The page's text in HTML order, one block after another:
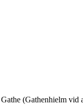
(Gathenhielm vid